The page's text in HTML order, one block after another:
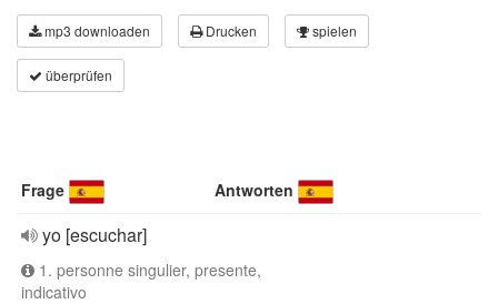
mp3 downloaden Drucken spielen
überprüfen
Frage Antworten
yo [escuchar]
1. personne singulier, presente,
indicativo